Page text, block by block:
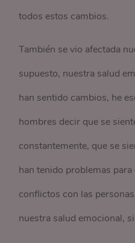
todos estos cambios.
También se vio afectada
supuesto, nuestra salud
han sentido cambios, he
hombres decir que se
constantemente, que se
han tenido problemas
conflictos con las
nuestra salud emocional,